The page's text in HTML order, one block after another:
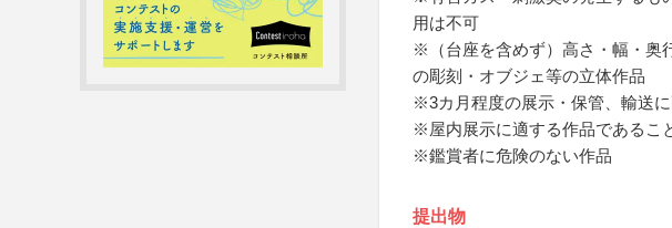
用は不可
※（台座を含めず）高さ・幅・奥
の彫刻・オブジェ等の立体作品
※3カ月程度の展示・保管、輸送
※屋内展示に適する作品であるこ
※鑑賞者に危険のない作品
提出物